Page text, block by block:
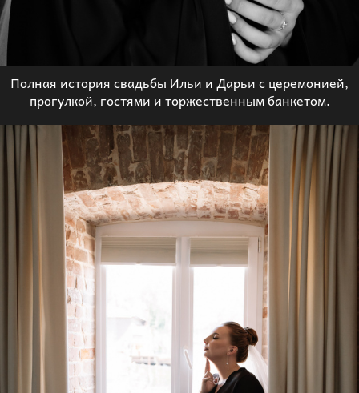
Полная история свадьбы Ильи и Дарьи с церемонией,
прогулкой, гостями и торжественным банкетом.